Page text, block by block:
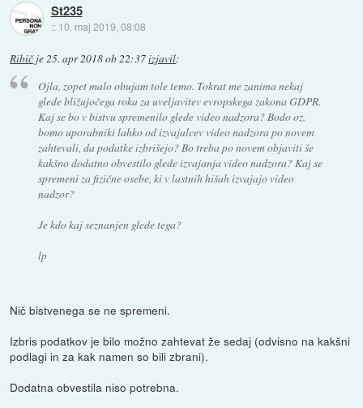
St235
:: 10. maj 2019, 08:08
Ribičje25. apr 2018 ob 22:37izjavil:
Ojla, zopet malo obujam tole temo. Tokrat me zanima nekaj
glede bližujočega roka za uveljavitev evropskega zakona GDPR.
Kaj se bo v bistvu spremenilo glede video nadzora? Bodo oz.
bomo uporabniki lahko od izvajalcev video nadzora po novem
zahtevali, da podatke izbrišejo? Bo treba po novem objaviti še
kakšno dodatno obvestilo glede izvajanja video nadzora? Kaj se
spremeni za fizične osebe, ki v lastnih hišah izvajajo video
nadzor?
Je kdo kaj seznanjen glede tega?
lp
Nič bistvenega se ne spremeni.
Izbris podatkov je bilo možno zahtevat že sedaj (odvisno na kakšni
podlagi in za kak namen so bili zbrani).
Dodatna obvestila niso potrebna.